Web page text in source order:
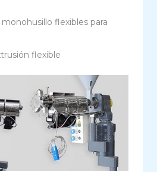
flexibles para
flexible